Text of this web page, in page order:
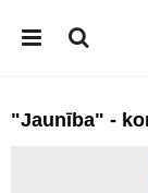
"Jaunība" -